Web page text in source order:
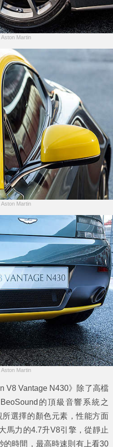
Aston Martin
Aston Martin
Aston Martin
V8 Vantage N430》除了高檔
的頂級音響系統之
選擇的顏色元素，性能方面
馬力的4.7升V8引擎，從靜止
的時間，最高時速則有上看30